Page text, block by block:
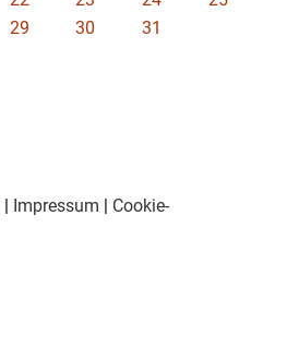
29 30
31
| Impressum | Cookie-